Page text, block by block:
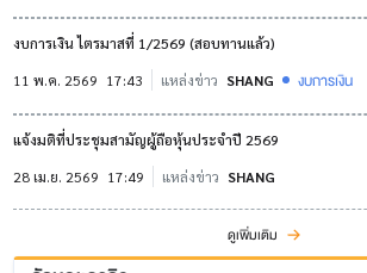
งบการเงิน ไตรมาสที่ 1/2569 (สอบทานแล้ว)
11 พ.ค. 2569 17:43 แหล่งข่าว SHANG งบการเงิน
แจ้งมติที่ประชุมสามัญผู้ถือหุ้นประจำปี 2569
28 เม.ย. 2569 17:49 แหล่งข่าว SHANG
ดูเพิ่มเติม